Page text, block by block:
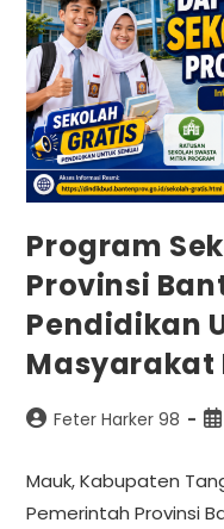
Program
Provinsi
Pendidikan
Masyarakat
Feter Harker 98
Mauk, Kabupaten
Pemerintah Provinsi